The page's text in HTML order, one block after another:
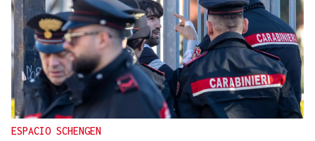
VIDA
José María Eguileta e a memoria de Ourense
ESPACIO SCHENGEN